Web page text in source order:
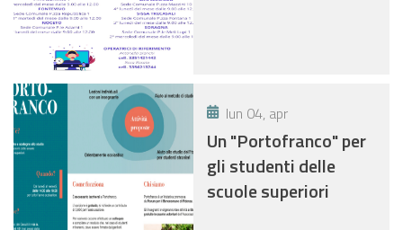
lun 04, apr
Un "Portofranco" per
gli studenti delle
scuole superiori